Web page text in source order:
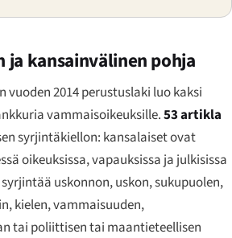
ja kansainvälinen pohja
2014 perustuslaki luo kaksi
vammaisoikeuksille.53 artikla
syrjintäkiellon: kansalaiset ovat
oikeuksissa, vapauksissa ja julkisissa
uskonnon, uskon, sukupuolen,
kielen, vammaisuuden,
tai poliittisen tai maantieteellisen